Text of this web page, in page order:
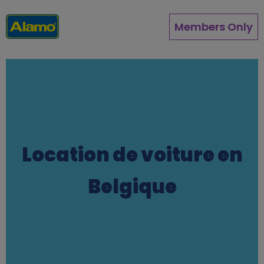
au
contenu
Members Only
Location de voiture en
Belgique